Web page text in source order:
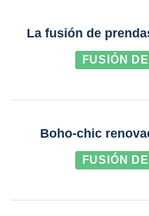
La fusión de
FUSIÓN
Boho-chic
FUSIÓN